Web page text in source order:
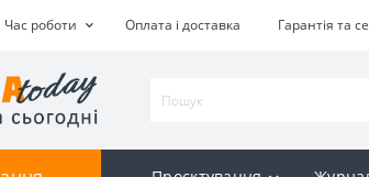
Час роботи Оплата і доставка Гарантія та